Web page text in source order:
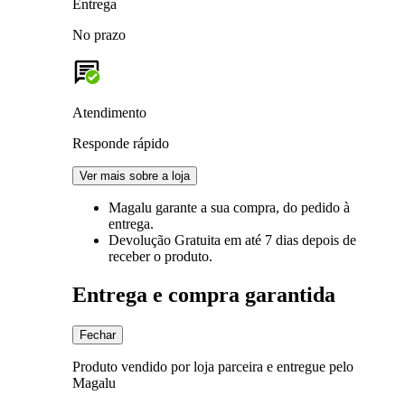
Entrega
No prazo
Atendimento
Responde rápido
Ver mais sobre a loja
Magalu garante a sua compra, do pedido à
entrega.
Devolução Gratuita em até 7 dias depois de
receber o produto.
Entrega e compra garantida
Fechar
Produto vendido por loja parceira e entregue pelo
Magalu